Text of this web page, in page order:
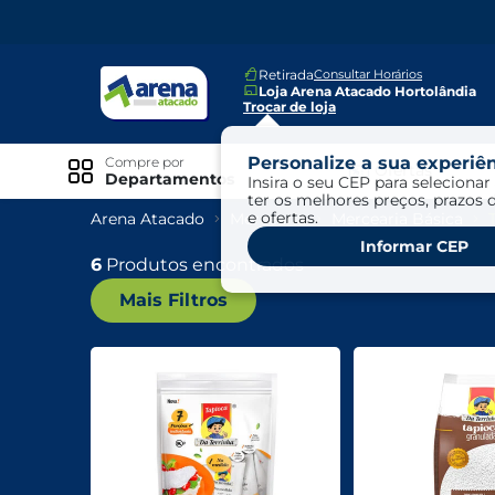
RetiradaConsultar Horários
Loja Arena Atacado Hortolândia
Trocar de loja
Personalize a sua
Insira o seu CEP para
ter os melhores preços, prazos
e ofertas.
Informar CEP
Ofertas
Compre por
Departamentos
Especiais
Exclusivo Online
Ofertas
Ofertas Arena Mais
Ofertas Cartão Fácil pra Pagar
Mundo Infantil
Arena Atacado Mercearia
6 Produtos encontrados
Mais Filtros